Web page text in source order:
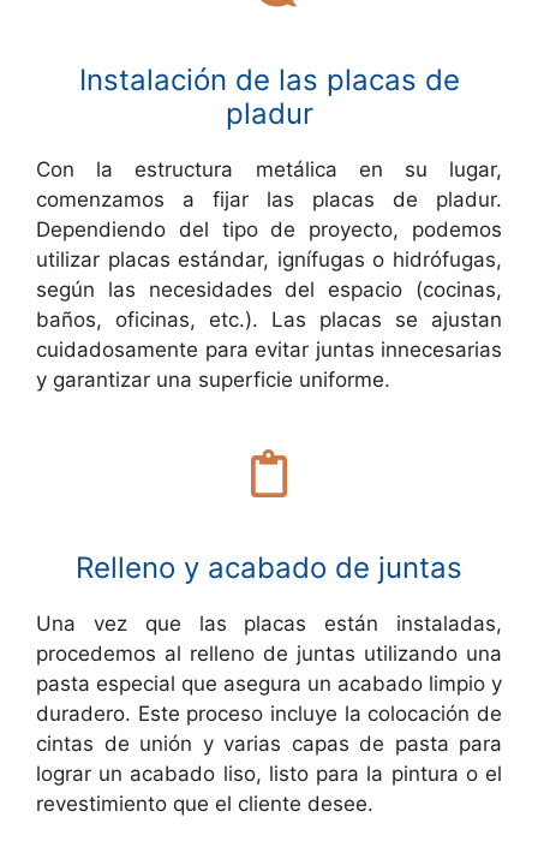
Instalación de las placas de
pladur
Con la estructura metálica en su lugar,
comenzamos a fijar las placas de pladur.
Dependiendo del tipo de proyecto, podemos
utilizar placas estándar, ignífugas o hidrófugas,
según las necesidades del espacio (cocinas,
baños, oficinas, etc.). Las placas se ajustan
cuidadosamente para evitar juntas innecesarias
y garantizar una superficie uniforme.
Relleno y acabado de juntas
Una vez que las placas están instaladas,
procedemos al relleno de juntas utilizando una
pasta especial que asegura un acabado limpio y
duradero. Este proceso incluye la colocación de
cintas de unión y varias capas de pasta para
lograr un acabado liso, listo para la pintura o el
revestimiento que el cliente desee.